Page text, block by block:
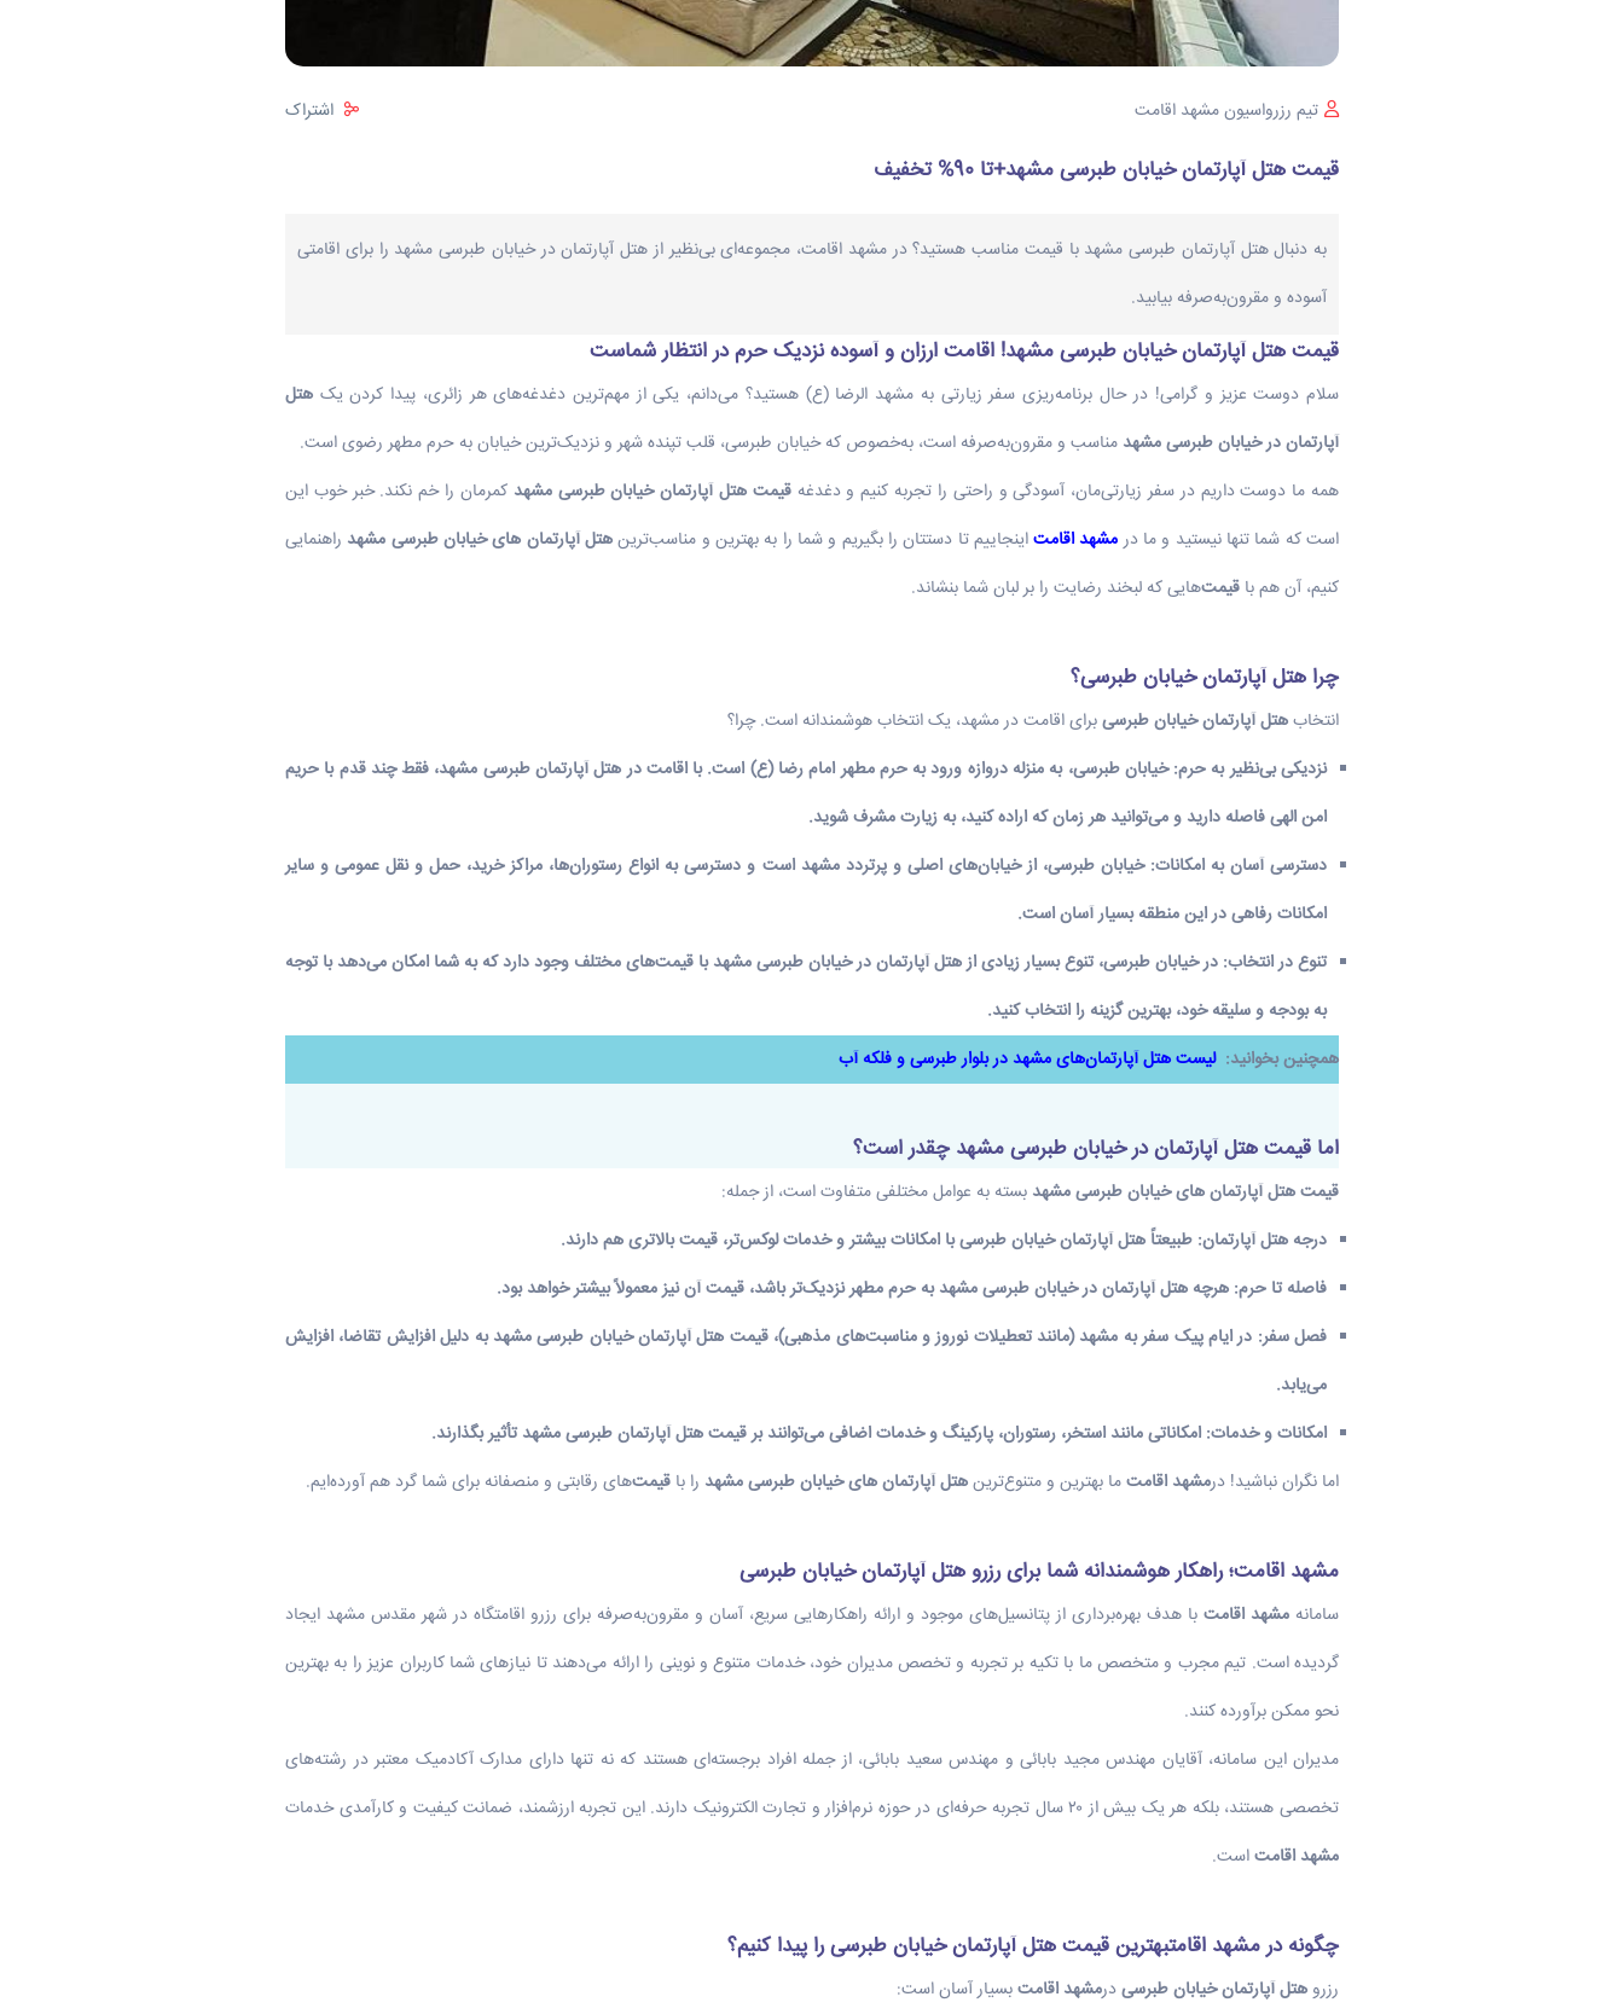
تیم رزرواسیون مشهد اقامت اشتراک
قیمت هتل آپارتمان خیابان طبرسی مشهد+تا 90% تخفیف
به دنبال هتل آپارتمان طبرسی مشهد با قیمت مناسب هستید؟ در مشهد اقامت، مجموعه‌ای بی‌نظیر از هتل آپارتمان در خیابان طبرسی مشهد را برای اقامتی
آسوده و مقرون‌به‌صرفه بیابید.
قیمت هتل آپارتمان خیابان طبرسی مشهد! اقامت ارزان و آسوده نزدیک حرم در انتظار شماست
سلام دوست عزیز و گرامی! در حال برنامه‌ریزی سفر زیارتی به مشهد الرضا (ع) هستید؟ می‌دانم، یکی از مهم‌ترین دغدغه‌های هر زائری، پیدا کردن یک هتل
آپارتمان در خیابان طبرسی مشهد مناسب و مقرون‌به‌صرفه است، به‌خصوص که خیابان طبرسی، قلب تپنده شهر و نزدیک‌ترین خیابان به حرم مطهر رضوی است.
همه ما دوست داریم در سفر زیارتی‌مان، آسودگی و راحتی را تجربه کنیم و دغدغهقیمت هتل آپارتمان خیابان طبرسی مشهد کمرمان را خم نکند. خبر خوب این
است که شما تنها نیستید و ما در مشهد اقامتاینجاییم تا دستتان را بگیریم و شما را به بهترین و مناسب‌ترینهتل آپارتمان های خیابان طبرسی مشهد راهنمایی
کنیم، آن هم با قیمت‌هایی که لبخند رضایت را بر لبان شما بنشاند.
چرا هتل آپارتمان خیابان طبرسی؟
انتخابهتل آپارتمان خیابان طبرسیبرای اقامت در مشهد، یک انتخاب هوشمندانه است. چرا؟
نزدیکی بی‌نظیر به حرم:خیابان طبرسی، به منزله دروازه ورود به حرم مطهر امام رضا (ع) است. با اقامت درهتل آپارتمان طبرسی مشهد، فقط چند قدم با حریم
امن الهی فاصله دارید و می‌توانید هر زمان که اراده کنید، به زیارت مشرف شوید.
دسترسی آسان به امکانات: خیابان طبرسی، از خیابان‌های اصلی و پرتردد مشهد است و دسترسی به انواع رستوران‌ها، مراکز خرید، حمل و نقل عمومی و سایر
امکانات رفاهی در این منطقه بسیار آسان است.
تنوع در انتخاب: در خیابان طبرسی، تنوع بسیار زیادی ازهتل آپارتمان در خیابان طبرسی مشهدبا قیمت‌های مختلف وجود دارد که به شما امکان می‌دهد با توجه
به بودجه و سلیقه خود، بهترین گزینه را انتخاب کنید.
همچنین بخوانید:لیست هتل آپارتمان‌های مشهد در بلوار طبرسی و فلکه آب
اما قیمت هتل آپارتمان در خیابان طبرسی مشهد چقدر است؟
قیمت هتل آپارتمان های خیابان طبرسی مشهد بسته به عوامل مختلفی متفاوت است، از جمله:
درجه هتل آپارتمان: طبیعتاً هتل آپارتمان خیابان طبرسیبا امکانات بیشتر و خدمات لوکس‌تر، قیمتبالاتری هم دارند.
فاصله تا حرم: هرچه هتل آپارتمان در خیابان طبرسی مشهدبه حرم مطهر نزدیک‌تر باشد، قیمتآن نیز معمولاً بیشتر خواهد بود.
فصل سفر: در ایام پیک سفر به مشهد (مانند تعطیلات نوروز و مناسبت‌های مذهبی)،قیمت هتل آپارتمان خیابان طبرسی مشهدبه دلیل افزایش تقاضا، افزایش
می‌یابد.
امکانات و خدمات: امکاناتی مانند استخر، رستوران، پارکینگ و خدمات اضافی می‌توانند برقیمت هتل آپارتمان طبرسی مشهدتأثیر بگذارند.
اما نگران نباشید! درمشهد اقامتما بهترین و متنوع‌ترینهتل آپارتمان های خیابان طبرسی مشهد را با قیمت‌های رقابتی و منصفانه برای شما گرد هم آورده‌ایم.
مشهد اقامت؛ راهکار هوشمندانه شما برای رزرو هتل آپارتمان خیابان طبرسی
سامانه مشهد اقامت با هدف بهره‌برداری از پتانسیل‌های موجود و ارائه راهکارهایی سریع، آسان و مقرون‌به‌صرفه برای رزرو اقامتگاه در شهر مقدس مشهد ایجاد
گردیده است. تیم مجرب و متخصص ما با تکیه بر تجربه و تخصص مدیران خود، خدمات متنوع و نوینی را ارائه می‌دهند تا نیازهای شما کاربران عزیز را به بهترین
نحو ممکن برآورده کنند.
مدیران این سامانه، آقایان مهندس مجید بابائی و مهندس سعید بابائی، از جمله افراد برجسته‌ای هستند که نه تنها دارای مدارک آکادمیک معتبر در رشته‌های
تخصصی هستند، بلکه هر یک بیش از ۲۰ سال تجربه حرفه‌ای در حوزه نرم‌افزار و تجارت الکترونیک دارند. این تجربه ارزشمند، ضمانت کیفیت و کارآمدی خدمات
مشهد اقامتاست.
چگونه در مشهد اقامتبهترین قیمت هتل آپارتمان خیابان طبرسی را پیدا کنیم؟
رزرو هتل آپارتمان خیابان طبرسیدرمشهد اقامتبسیار آسان است: